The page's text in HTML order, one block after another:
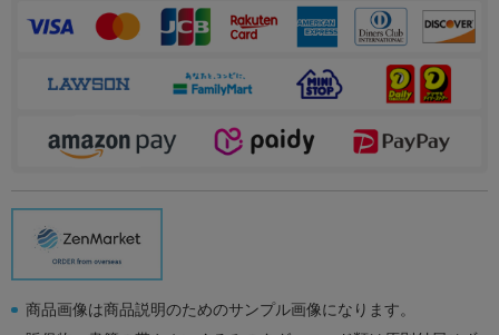
商品画像は商品説明のためのサンプル画像になります。